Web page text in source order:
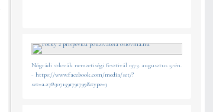
Nógrádi szlovák nemzetiségi fesztivál 1973. augusztus 5-én.
- https://www.facebook.com/media/set/?
set=a.2783071591791799&type=3